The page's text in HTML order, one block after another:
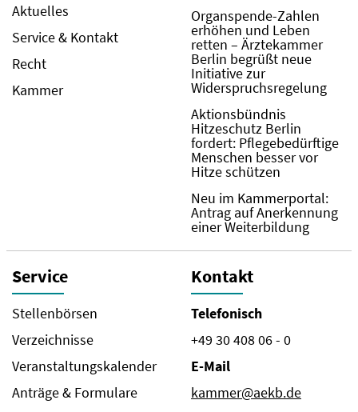
Aktuelles
Service & Kontakt
Recht
Kammer
Organspende-Zahlen
erhöhen und Leben
retten – Ärztekammer
Berlin begrüßt neue
Initiative zur
Widerspruchsregelung
Aktionsbündnis
Hitzeschutz Berlin
fordert: Pflegebedürftige
Menschen besser vor
Hitze schützen
Neu im Kammerportal:
Antrag auf Anerkennung
einer Weiterbildung
Service
Stellenbörsen
Verzeichnisse
Veranstaltungskalender
Anträge & Formulare
Kontakt
Telefonisch
+49 30 408 06 - 0
E-Mail
kammer@aekb.de